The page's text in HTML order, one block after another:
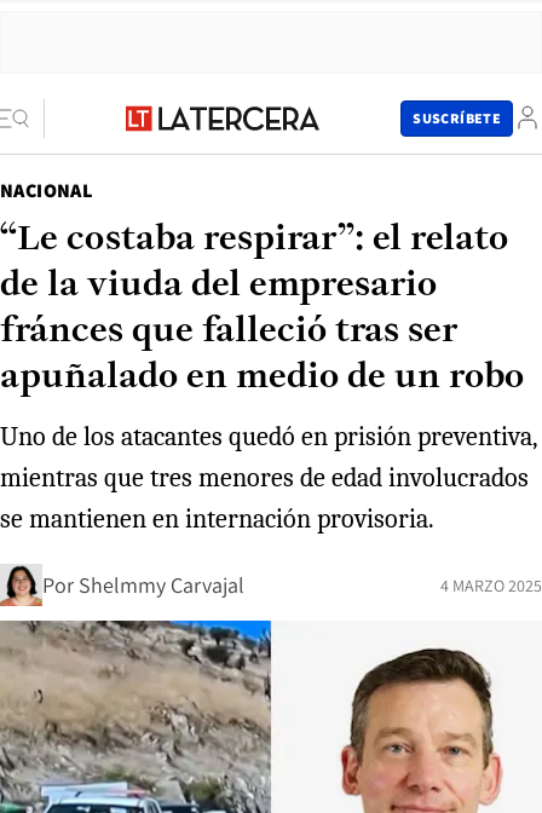
SUSCRÍBETE
NACIONAL
“Le costaba respirar”: el relato
de la viuda del empresario
fránces que falleció tras ser
apuñalado en medio de un robo
Uno de los atacantes quedó en prisión preventiva,
mientras que tres menores de edad involucrados
se mantienen en internación provisoria.
Por Shelmmy Carvajal 4 MARZO 2025